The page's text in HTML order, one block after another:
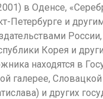
в Оденсе,
Петербурге и
Корея и
находятся в
галерее,
и других